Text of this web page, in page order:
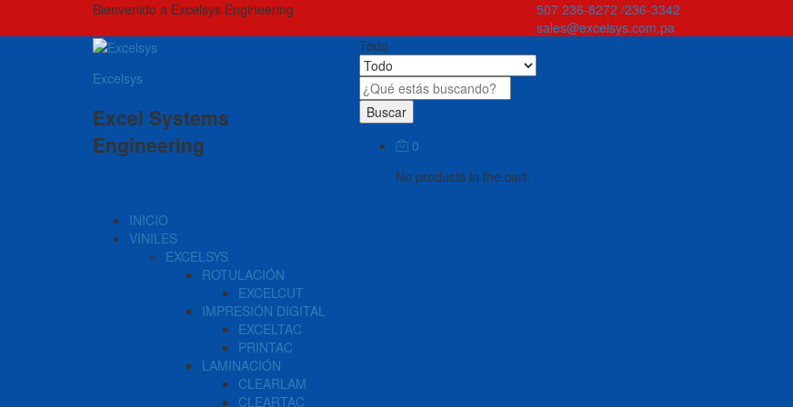
Bienvenido a Excelsys Engineering
507 236-8272 /236-3342
sales@excelsys.com.pa
Excelsys
Excel Systems
Engineering
Todo
Buscar
0
No products in the cart.
INICIO
VINILES
EXCELSYS
ROTULACIÓN
EXCELCUT
IMPRESIÓN DIGITAL
EXCELTAC
PRINTAC
LAMINACIÓN
CLEARLAM
CLEARTAC